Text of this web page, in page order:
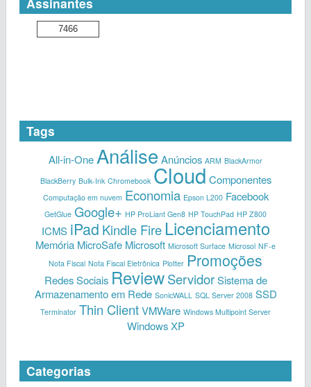
7466
Tags
All-in-One Análise Anúncios ARM BlackArmor
BlackBerry Bulk-Ink Chromebook Cloud Componentes
Computação em nuvem Economia Epson L200 Facebook
GetGlue Google+ HP ProLiant Gen8 HP TouchPad HP Z800
ICMS iPad Kindle Fire Licenciamento
Memória MicroSafe Microsoft Microsoft Surface Microsol NF-e
Nota Fiscal Nota Fiscal Eletrônica Plotter Promoções
Redes Sociais Review Servidor Sistema de
Armazenamento em Rede SonicWALL SQL Server 2008 SSD
Terminator Thin ClientVMWare Windows Multipoint Server
Windows XP
Categorias